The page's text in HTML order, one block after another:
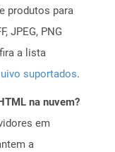
produtos para
JPEG, PNG
a lista
suportados.
na nuvem?
em
a